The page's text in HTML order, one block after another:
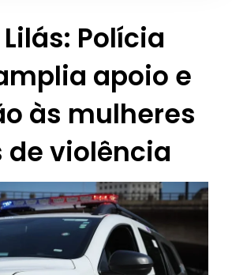
Polícia
apoio e
às mulheres
violência